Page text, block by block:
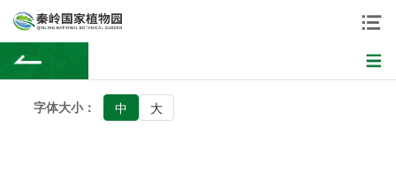
字体大小： 中 大